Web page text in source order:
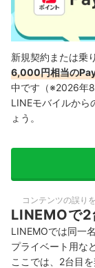
新規契約または乗
6,000円相当の
中です（※2026年
LINEモバイルから
ょう。
コンテンツの誤り
LINEMOで2
LINEMOでは同一
プライベート用な
ここでは、2台目